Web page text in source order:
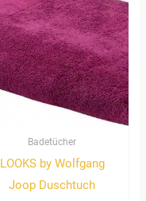
Badetücher
LOOKS by Wolfgang
Joop Duschtuch